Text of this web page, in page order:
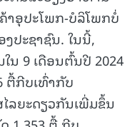
າອຸປະໂພກ-ບໍລິໂພກບໍ່
ປະຊາຊົນ. ໃນນີ້,
ນ 9 ເດືອນຕົ້ນປີ 2024
ຕື້ກີບເທົ່າກັບ
ລຍະດຽວກັນເພີ່ມຂຶ້ນ